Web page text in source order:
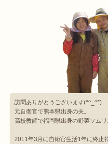
訪問ありがとうございます(*^_^*)
元自衛官で熊本県出身の夫。
高校教師で福岡県出身の野菜ソムリ
2011年3月に自衛官生活1年に終止